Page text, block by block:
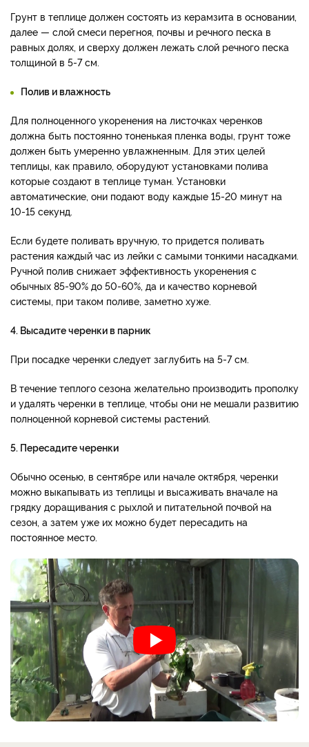
Грунт в теплице должен состоять из керамзита в основании,
далее — слой смеси перегноя, почвы и речного песка в
равных долях, и сверху должен лежать слой речного песка
толщиной в 5-7 см.
Полив и влажность
Для полноценного укоренения на листочках черенков
должна быть постоянно тоненькая пленка воды, грунт тоже
должен быть умеренно увлажненным. Для этих целей
теплицы, как правило, оборудуют установками полива
которые создают в теплице туман. Установки
автоматические, они подают воду каждые 15-20 минут на
10-15 секунд.
Если будете поливать вручную, то придется поливать
растения каждый час из лейки с самыми тонкими насадками.
Ручной полив снижает эффективность укоренения с
обычных 85-90% до 50-60%, да и качество корневой
системы, при таком поливе, заметно хуже.
4. Высадите черенки в парник
При посадке черенки следует заглубить на 5-7 см.
В течение теплого сезона желательно производить прополку
и удалять черенки в теплице, чтобы они не мешали развитию
полноценной корневой системы растений.
5. Пересадите черенки
Обычно осенью, в сентябре или начале октября, черенки
можно выкапывать из теплицы и высаживать вначале на
грядку доращивания с рыхлой и питательной почвой на
сезон, а затем уже их можно будет пересадить на
постоянное место.